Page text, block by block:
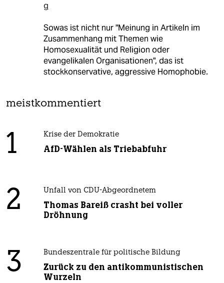
g
Sowas ist nicht nur "Meinung in Artikeln im
Zusammenhang mit Themen wie
Homosexualität und Religion oder
evangelikalen Organisationen", das ist
stockkonservative, aggressive Homophobie.
meistkommentiert
1 Krise der Demokratie
AfD-Wählen als Triebabfuhr
2 Unfall von CDU-Abgeordnetem
Thomas Bareiß crasht bei voller
Dröhnung
3 Bundeszentrale für politische Bildung
Zurück zu den antikommunistischen
Wurzeln